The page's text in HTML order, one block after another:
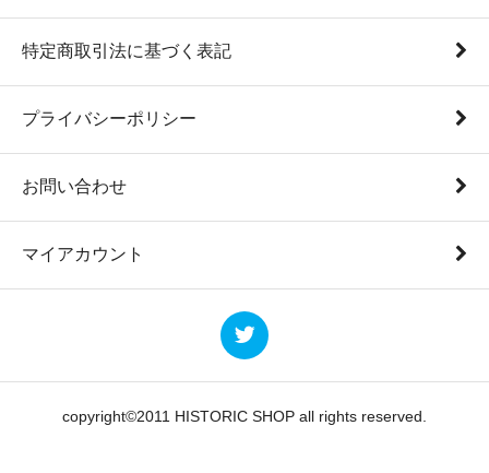
特定商取引法に基づく表記
プライバシーポリシー
お問い合わせ
マイアカウント
copyright©2011 HISTORIC SHOP all rights reserved.